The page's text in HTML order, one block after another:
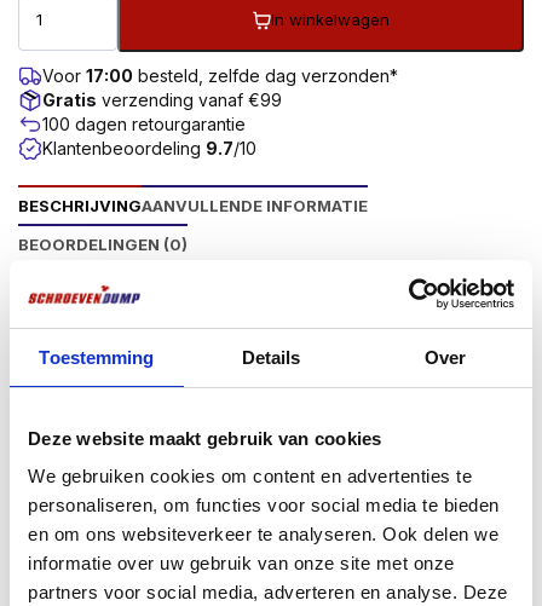
Toestemming Details Over
Deze website maakt gebruik van cookies
We gebruiken cookies om content en advertenties te
personaliseren, om functies voor social media te bieden
en om ons websiteverkeer te analyseren. Ook delen we
informatie over uw gebruik van onze site met onze
partners voor social media, adverteren en analyse. Deze
In winkelwagen
Voor 17:00 besteld, zelfde dag verzonden*
Gratis verzending vanaf €99
100 dagen retourgarantie
Klantenbeoordeling 9.7/10
BESCHRIJVINGAANVULLENDE INFORMATIE
BEOORDELINGEN (0)
Productomschrijving
bitjes voor het indraaien van bv. schroevendump
spaanplaatschroeven of andere bevestigingsmiddelen
aansluitingen, te weten TX10, TX15, TX20, TX25,
TX30, TX40. Voor verschillende indraaitoepassingen
zijn de bits verkrijgbaar in verschillende lengtes, te
weten 25, 50 en 70 mm lang. De schroefmachine
aansluiting van alle schroevendump bitjes is
¼”zeskant.
Meer weergeven